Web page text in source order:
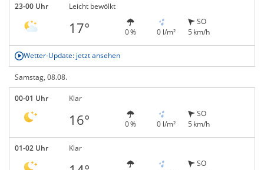
23-00 Uhr Leicht bewölkt
17° 0 % 0 l/m²
SO
5 km/h
Wetter-Update: jetzt ansehen
Samstag, 08.08.
00-01 Uhr Klar
16° 0 % 0 l/m²
SO
5 km/h
01-02 Uhr Klar
SO